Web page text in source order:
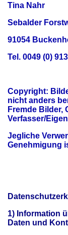
Tina Nahr
Sebalder
91054
Tel. 0049 (0)
Copyright:
nicht anders
Fremde Bilder,
Verfasser/
Jegliche
Genehmigung
1) Information
Daten und